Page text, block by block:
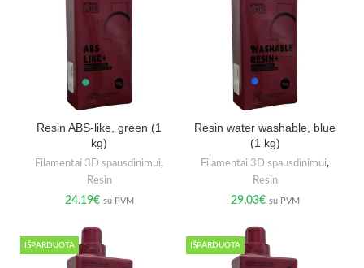
Resin ABS-like, green (1
kg)
Filamentai 3D spausdinimui,
Resin
24.19€ su PVM
Resin water washable, blue
(1 kg)
Filamentai 3D spausdinimui,
Resin
29.03€ su PVM
IŠPARDUOTA IŠPARDUOTA